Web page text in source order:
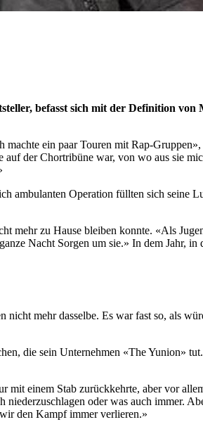
befasst sich mit der Definition
ein paar Touren mit Rap-
auf der Chortribüne war, von wo aus sie
ambulanten Operation füllten sich seine
mehr zu Hause bleiben konnte. «Als
Nacht Sorgen um sie.» In dem Jahr,
mehr dasselbe. Es war fast so, als
die sein Unternehmen «The Yunion»
mit einem Stab zurückkehrte, aber vor
oder was auch immer.
den Kampf immer verlieren.»